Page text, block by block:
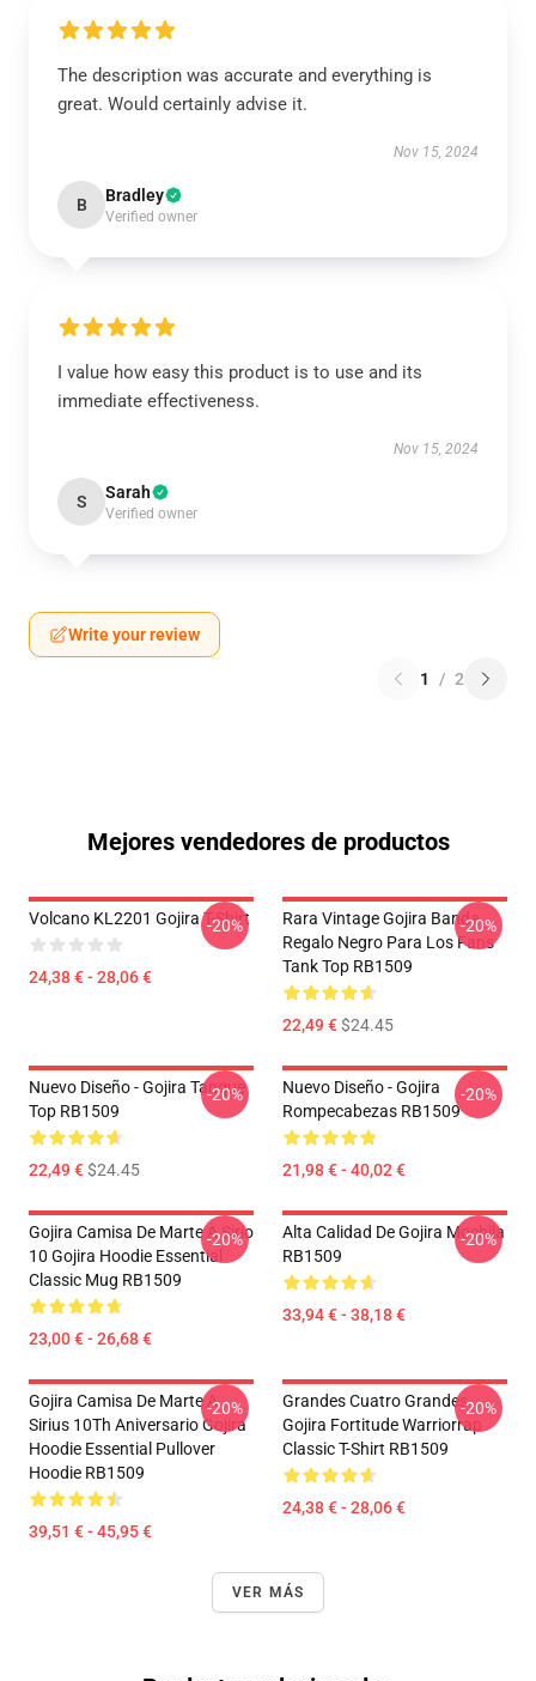
The description was accurate and everything is
great. Would certainly advise it.
Nov 15, 2024
B Bradley
Verified owner
I value how easy this product is to use and its
immediate effectiveness.
Nov 15, 2024
S Sarah
Verified owner
Write your review
1 / 2
Mejores vendedores de productos
Volcano KL2201 Gojira T-Shirt
24,38 € - 28,06 €
-20%
Rara Vintage Gojira Banda
Regalo Negro Para Los Fans
Tank Top RB1509
22,49 €$24.45
-20%
Nuevo Diseño - Gojira Tanque
Top RB1509
22,49 €$24.45
-20%
Nuevo Diseño - Gojira
Rompecabezas RB1509
21,98 € - 40,02 €
-20%
Gojira Camisa De Marte A Sirio
10 Gojira Hoodie Essential
Classic Mug RB1509
23,00 € - 26,68 €
-20%
Alta Calidad De Gojira Mochila
RB1509
33,94 € - 38,18 €
-20%
Gojira Camisa De Marte A
Sirius 10Th Aniversario Gojira
Hoodie Essential Pullover
Hoodie RB1509
39,51 € - 45,95 €
-20%
Grandes Cuatro Grandes
Gojira Fortitude Warriorrap
Classic T-Shirt RB1509
24,38 € - 28,06 €
-20%
VER MÁS